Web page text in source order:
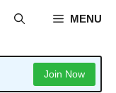
MENU
Join Now